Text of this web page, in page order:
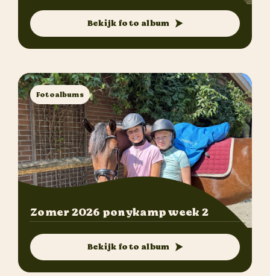
Bekijk foto album
Fotoalbums
Zomer 2026 ponykamp week 2
Bekijk foto album